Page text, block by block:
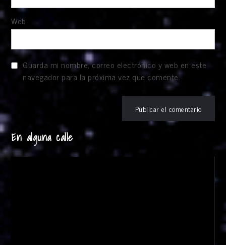
Web
Guarda mi nombre, correo electrónico y web en este
navegador para la próxima vez que comente.
En alguna calle